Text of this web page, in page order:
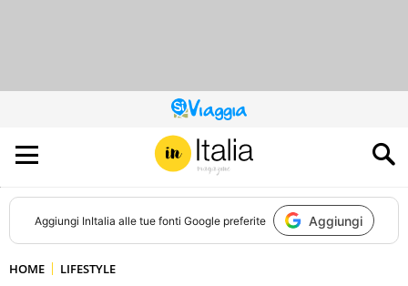
QUESTO
SITO
CONTRIBUISCE
ALL’AUDIENCE
DI
Aggiungi InItalia alle tue fonti Google preferite Aggiungi
HOME LIFESTYLE